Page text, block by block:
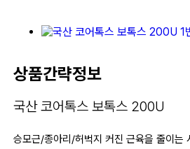
상품간략정보
국산 코어톡스 보톡스 200U
승모근/종아리/허벅지 커진 근육을 줄이는